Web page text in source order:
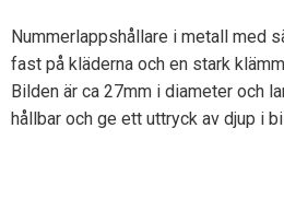
Nummerlappshållare i metall med
fast på kläderna och en stark
Bilden är ca 27mm i diameter och
hållbar och ge ett uttryck av djup i